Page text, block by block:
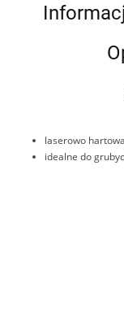
laserowo
idealne do